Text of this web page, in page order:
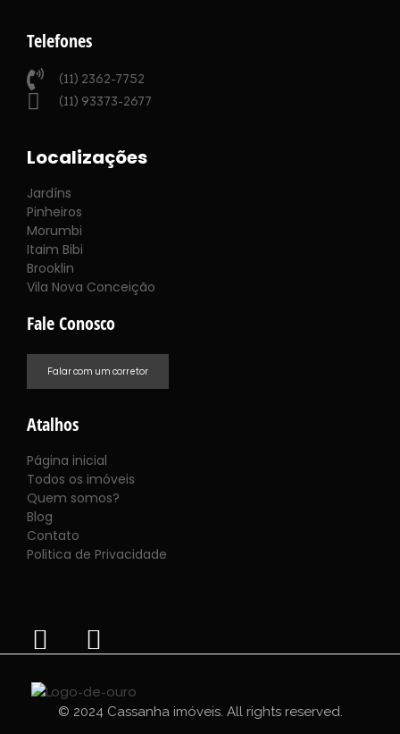
Telefones
(11) 2362-7752
(11) 93373-2677
Localizações
Jardíns
Pinheiros
Morumbi
Itaim Bibi
Brooklin
Vila Nova Conceição
Fale Conosco
Falar com um corretor
Atalhos
Página inicial
Todos os imóveis
Quem somos?
Blog
Contato
Politica de Privacidade
© 2024 Cassanha imóveis. All rights reserved.